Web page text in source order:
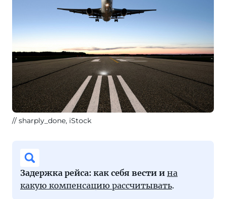
sharply_done, iStock
Задержка рейса: как себя вести и на
какую компенсацию рассчитывать.